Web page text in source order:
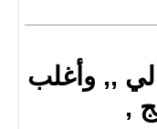
,, وأغلب
,